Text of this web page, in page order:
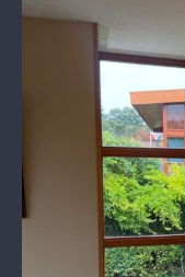
Glasvlies-
Timmerwerk
Keim schilderwerk
Stucwerk
Vacatures
Abonnementen